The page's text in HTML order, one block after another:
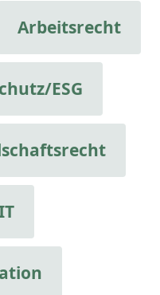
Arbeitsrecht
ESG